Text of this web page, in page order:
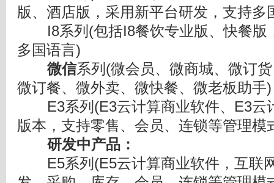
版、酒店版，采用新平台研发，支持多
I8系列(包括I8餐饮专业版、快餐版
多国语言)
微信系列(微会员、微商城、微订
微订餐、微外卖、微快餐、微老板助手)
E3系列(E3云计算商业软件、E3云
版本，支持零售、会员、连锁等管理模
研发中产品：
E5系列(E5云计算商业软件，互联